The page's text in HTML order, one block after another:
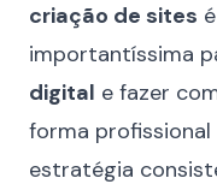
criação de sites
importantíssima
digital e fazer
forma
estratégia